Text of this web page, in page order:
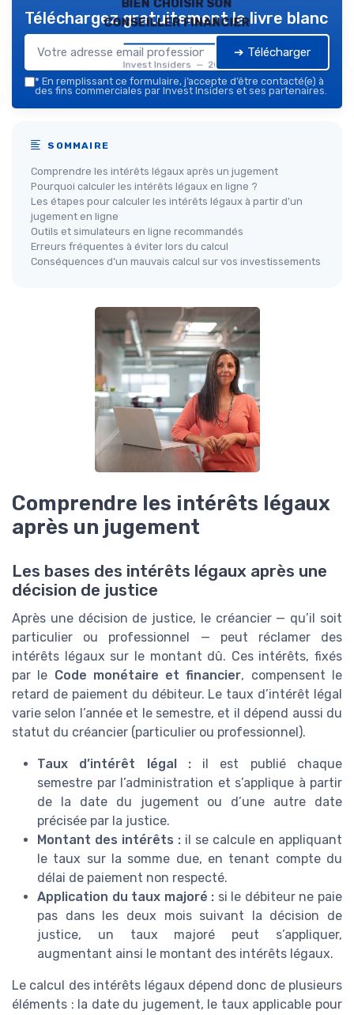
conseiller financier
Invest Insiders — 2026
Téléchargez gratuitement le livre blanc
➔ Télécharger
* En remplissant ce formulaire, j’accepte d’être contacté(e) à
des fins commerciales par Invest Insiders et ses partenaires.
SOMMAIRE
Comprendre les intérêts légaux après un jugement
Pourquoi calculer les intérêts légaux en ligne ?
Les étapes pour calculer les intérêts légaux à partir d’un
jugement en ligne
Outils et simulateurs en ligne recommandés
Erreurs fréquentes à éviter lors du calcul
Conséquences d’un mauvais calcul sur vos investissements
Comprendre les intérêts légaux
après un jugement
Les bases des intérêts légaux après une
décision de justice
Après une décision de justice, le créancier — qu’il soit
particulier ou professionnel — peut réclamer des
intérêts légaux sur le montant dû. Ces intérêts, fixés
par le Code monétaire et financier, compensent le
retard de paiement du débiteur. Le taux d’intérêt légal
varie selon l’année et le semestre, et il dépend aussi du
statut du créancier (particulier ou professionnel).
Taux d’intérêt légal :il est publié chaque
semestre par l’administration et s’applique à partir
de la date du jugement ou d’une autre date
précisée par la justice.
Montant des intérêts : il se calcule en appliquant
le taux sur la somme due, en tenant compte du
délai de paiement non respecté.
Application du taux majoré : si le débiteur ne paie
pas dans les deux mois suivant la décision de
justice, un taux majoré peut s’appliquer,
augmentant ainsi le montant des intérêts légaux.
Le calcul des intérêts légaux dépend donc de plusieurs
éléments : la date du jugement, le taux applicable pour